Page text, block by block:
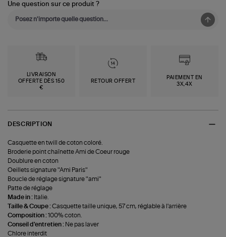
Une question sur ce produit ?
LIVRAISON
OFFERTE DÈS 150
€
RETOUR OFFERT
PAIEMENT EN
3X,4X
DESCRIPTION
Casquette en twill de coton coloré.
Broderie point chaînette Ami de Coeur rouge
Doublure en coton
Oeillets signature "Ami Paris"
Boucle de réglage signature "ami"
Patte de réglage
Made in : Italie.
Taille & Coupe :Casquette taille unique, 57 cm, réglable à l'arrière
Composition :100% coton.
Conseil d'entretien : Ne pas laver
Chlore interdit